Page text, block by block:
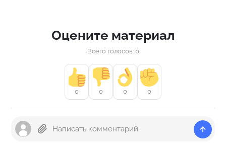
Оцените материал
Всего голосов: 0
0 0 0 0